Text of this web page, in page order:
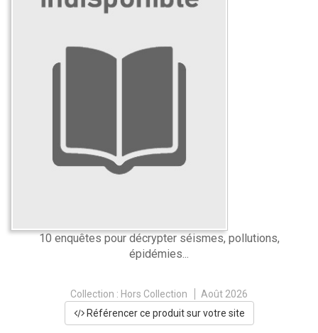
10 enquêtes pour décrypter séismes, pollutions,
épidémies...
Collection : Hors Collection
Août 2026
Référencer ce produit sur votre site